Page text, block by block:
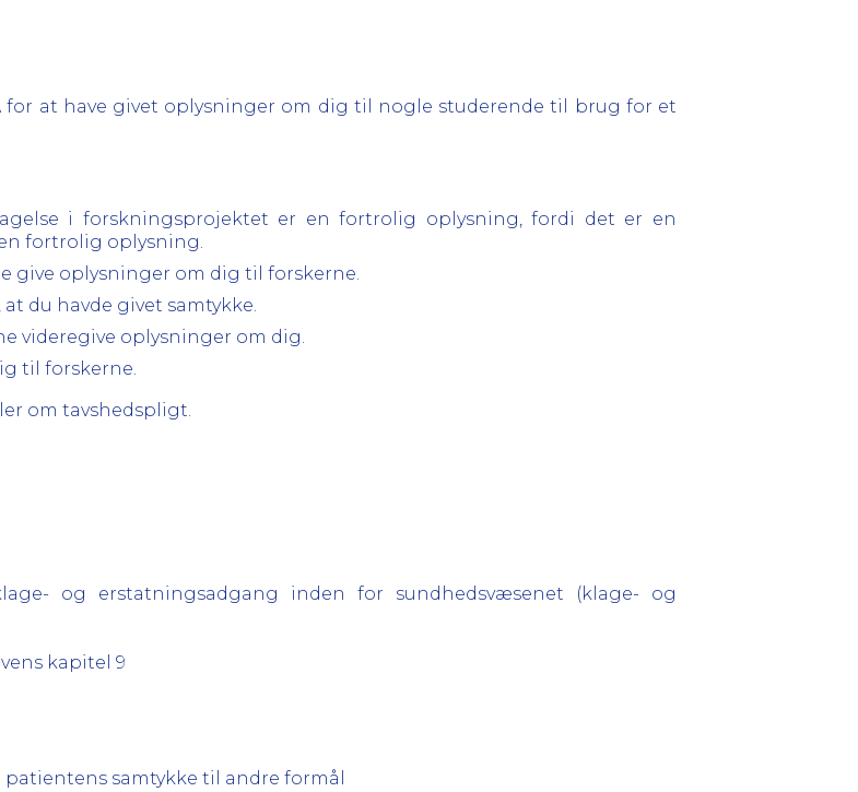
at have givet oplysninger om dig til nogle studerende til brug for et
i forskningsprojektet er en fortrolig oplysning, fordi det er en
fortrolig oplysning.
give oplysninger om dig til forskerne.
du havde givet samtykke.
videregive oplysninger om dig.
til forskerne.
om tavshedspligt.
og erstatningsadgang inden for sundhedsvæsenet (klage- og
kapitel 9
patientens samtykke til andre formål